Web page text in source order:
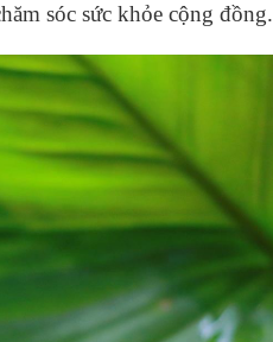
sóc sức khỏe cộng đồng.